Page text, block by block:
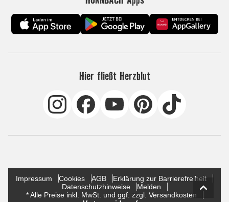
Hier fließt Herzblut
Impressum Cookies AGB
Erklärung zur Barrierefreiheit
Datenschutzhinweise
Melden
* Alle Preise inkl. MwSt. und ggf. zzgl. Versandkosten